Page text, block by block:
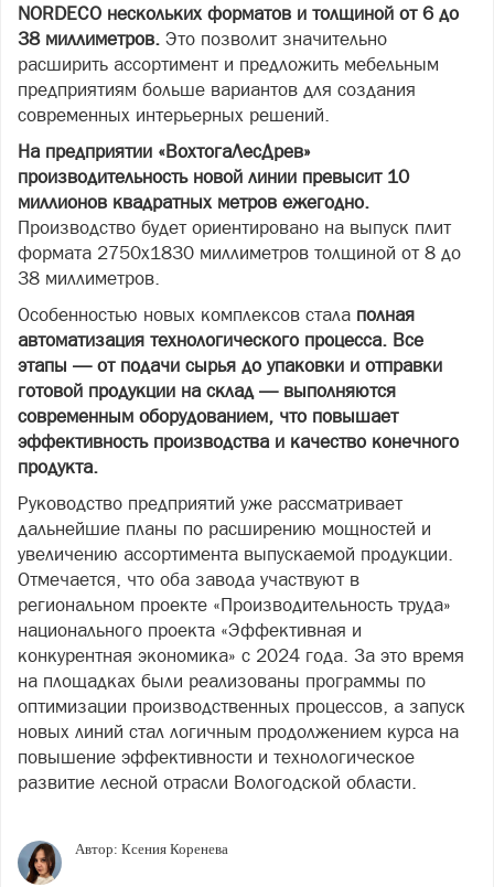
NORDECO нескольких форматов и толщиной от 6 до
38 миллиметров. Это позволит значительно
расширить ассортимент и предложить мебельным
предприятиям больше вариантов для создания
современных интерьерных решений.
На предприятии «ВохтогаЛесДрев»
производительность новой линии превысит 10
миллионов квадратных метров ежегодно.
Производство будет ориентировано на выпуск плит
формата 2750х1830 миллиметров толщиной от 8 до
38 миллиметров.
Особенностью новых комплексов стала полная
автоматизация технологического процесса. Все
этапы — от подачи сырья до упаковки и отправки
готовой продукции на склад — выполняются
современным оборудованием, что повышает
эффективность производства и качество конечного
продукта.
Руководство предприятий уже рассматривает
дальнейшие планы по расширению мощностей и
увеличению ассортимента выпускаемой продукции.
Отмечается, что оба завода участвуют в
региональном проекте «Производительность труда»
национального проекта «Эффективная и
конкурентная экономика» с 2024 года. За это время
на площадках были реализованы программы по
оптимизации производственных процессов, а запуск
новых линий стал логичным продолжением курса на
повышение эффективности и технологическое
развитие лесной отрасли Вологодской области.
Автор: Ксения Коренева